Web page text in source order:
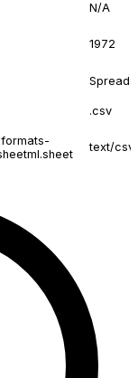
N/A
1972
.csv
text/csv